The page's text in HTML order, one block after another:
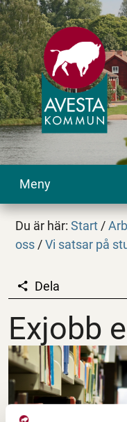
Meny
Du är här:Start /
oss / Vi satsar på
Exjobb
Dela
Exjobb